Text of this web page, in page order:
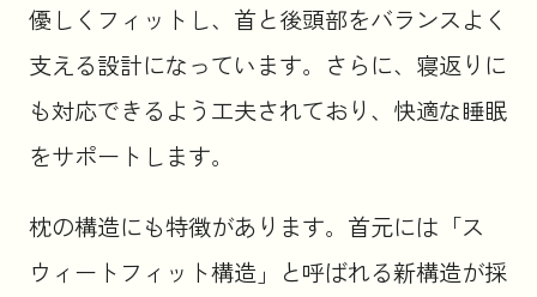
優しくフィットし、首と後頭部をバランスよく
支える設計になっています。さらに、寝返りに
も対応できるよう工夫されており、快適な睡眠
をサポートします。
枕の構造にも特徴があります。首元には「ス
ウィートフィット構造」と呼ばれる新構造が採